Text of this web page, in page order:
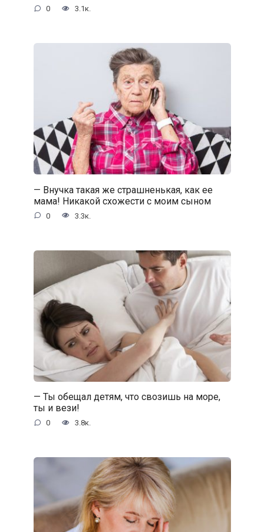
0 3.1к.
— Внучка такая же страшненькая, как ее
мама! Никакой схожести с моим сыном
0 3.3к.
— Ты обещал детям, что свозишь на море,
ты и вези!
0 3.8к.